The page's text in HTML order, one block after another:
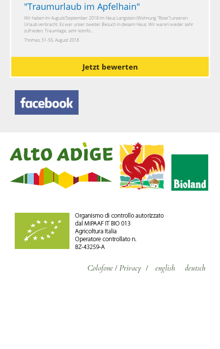
"Traumurlaub im Apfelhain"
Wir haben im August/September 2018 im Haus Langstein (Wohnung "Rose") unseren
Urlaub verbracht. Es war unser zweiter Besuch in diesem Haus. Wir waren wieder sehr
zufrieden. Traumlage, sehr komfo...
Thomas, 51-55, August 2018
Jetzt bewerten
Colofone / Privacy / english deutsch